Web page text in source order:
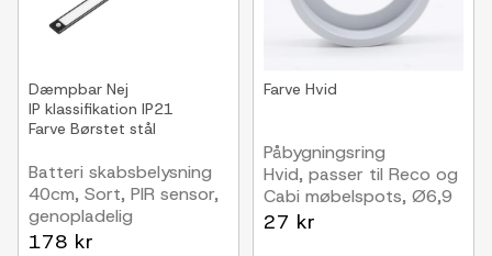
Dæmpbar Nej
IP klassifikation IP21
Farve Børstet stål
Batteri skabsbelysning
40cm, Sort, PIR sensor,
genopladelig
178 kr
Farve Hvid
Påbygningsring
Hvid, passer til Reco og
Cabi møbelspots, Ø6,9
cm
27 kr